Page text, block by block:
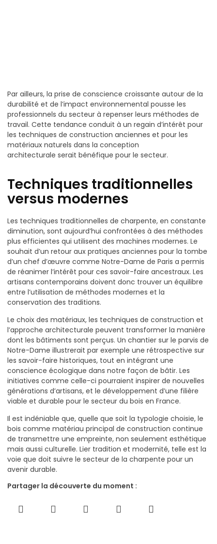
Par ailleurs, la prise de conscience croissante autour de la
durabilité et de l’impact environnemental pousse les
professionnels du secteur à repenser leurs méthodes de
travail. Cette tendance conduit à un regain d’intérêt pour
les techniques de construction anciennes et pour les
matériaux naturels dans la conception
architecturale serait bénéfique pour le secteur.
Techniques traditionnelles
versus modernes
Les techniques traditionnelles de charpente, en constante
diminution, sont aujourd’hui confrontées à des méthodes
plus efficientes qui utilisent des machines modernes. Le
souhait d’un retour aux pratiques anciennes pour la tombe
d’un chef d’œuvre comme Notre-Dame de Paris a permis
de réanimer l’intérêt pour ces savoir-faire ancestraux. Les
artisans contemporains doivent donc trouver un équilibre
entre l’utilisation de méthodes modernes et la
conservation des traditions.
Le choix des matériaux, les techniques de construction et
l’approche architecturale peuvent transformer la manière
dont les bâtiments sont perçus. Un chantier sur le parvis de
Notre-Dame illustrerait par exemple une rétrospective sur
les savoir-faire historiques, tout en intégrant une
conscience écologique dans notre façon de bâtir. Les
initiatives comme celle-ci pourraient inspirer de nouvelles
générations d’artisans, et le développement d’une filière
viable et durable pour le secteur du bois en France.
Il est indéniable que, quelle que soit la typologie choisie, le
bois comme matériau principal de construction continue
de transmettre une empreinte, non seulement esthétique
mais aussi culturelle. Lier tradition et modernité, telle est la
voie que doit suivre le secteur de la charpente pour un
avenir durable.
Partager la découverte du moment :